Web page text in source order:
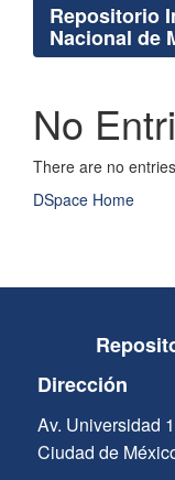
Repositorio
Nacional de
No
There are no
DSpace Home
Dirección
Av. Universidad
Ciudad de